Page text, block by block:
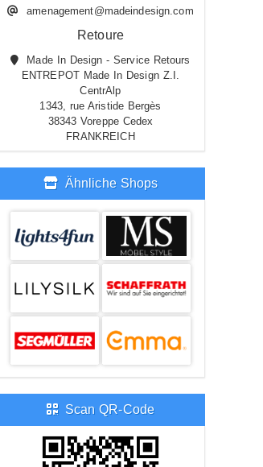
amenagement@madeindesign.com
Retoure
Made In Design - Service Retours
ENTREPOT Made In Design Z.I.
CentrAlp
1343, rue Aristide Bergès
38343 Voreppe Cedex
FRANKREICH
Ähnliche Shops
Scan QR-Code